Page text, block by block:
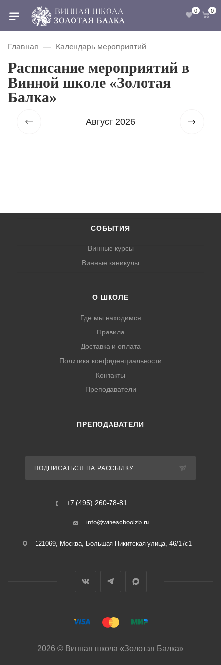
0 0
Главная — Календарь мероприятий
Расписание мероприятий в
Винной школе «Золотая
Балка»
Август 2026
СОБЫТИЯ
Винные курсы
Винные каникулы
О ШКОЛЕ
Где мы находимся
Правила
Доставка и оплата
Политика конфиденциальности
Контакты
Преподаватели
ПРЕПОДАВАТЕЛИ
ПОДПИСАТЬСЯ НА РАССЫЛКУ
+7 (495) 260-78-81
info@wineschoolzb.ru
121069, Москва, Большая Никитская улица, 46/17с1
2026 © Винная школа «Золотая Балка»